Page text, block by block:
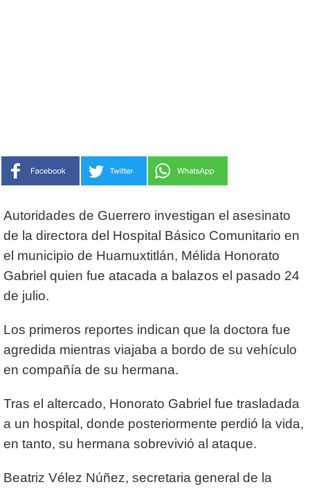
Autoridades de Guerrero investigan el asesinato
de la directora del Hospital Básico Comunitario en
el municipio de Huamuxtitlán, Mélida Honorato
Gabriel quien fue atacada a balazos el pasado 24
de julio.
Los primeros reportes indican que la doctora fue
agredida mientras viajaba a bordo de su vehículo
en compañía de su hermana.
Tras el altercado, Honorato Gabriel fue trasladada
a un hospital, donde posteriormente perdió la vida,
en tanto, su hermana sobrevivió al ataque.
Beatriz Vélez Núñez, secretaria general de la